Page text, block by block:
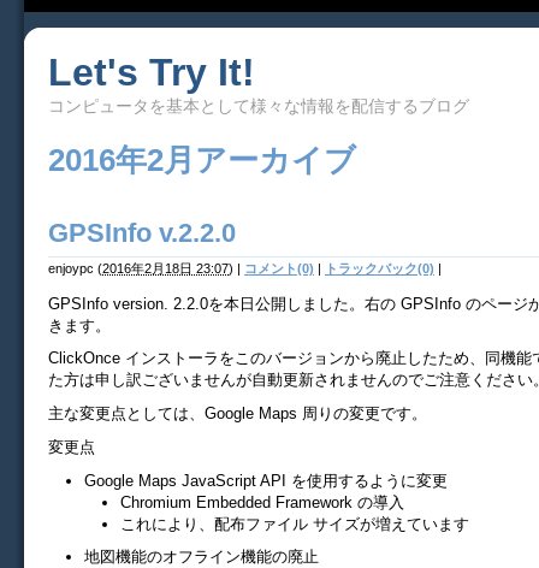
Let's Try It!
コンピュータを基本として様々な情報を配信するブログ
2016年2月アーカイブ
GPSInfo v.2.2.0
enjoypc (2016年2月18日 23:07) | コメント(0) | トラックバック(0) |
GPSInfo version. 2.2.0を本日公開しました。右の GPSInfo のページ
きます。
ClickOnce インストーラをこのバージョンから廃止したため、同機能
た方は申し訳ございませんが自動更新されませんのでご注意ください
主な変更点としては、Google Maps 周りの変更です。
変更点
Google Maps JavaScript API を使用するように変更
Chromium Embedded Framework の導入
これにより、配布ファイル サイズが増えています
地図機能のオフライン機能の廃止